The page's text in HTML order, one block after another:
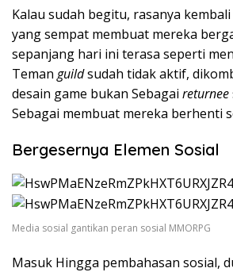
Kalau sudah begitu, rasanya
yang sempat membuat mereka
sepanjang hari ini terasa seperti
Teman guildsudah tidak aktif,
desain game bukan Sebagai returnee
Sebagai membuat mereka berhenti
Bergesernya Elemen Sosial
Media sosial gantikan peran sosial MMORPG
Masuk Hingga pembahasan sosial,